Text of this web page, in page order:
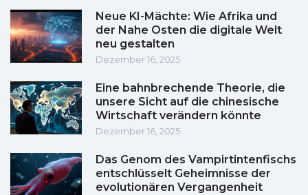
Neue KI-Mächte: Wie Afrika und
der Nahe Osten die digitale Welt
neu gestalten
Dezember 16, 2025
Eine bahnbrechende Theorie, die
unsere Sicht auf die chinesische
Wirtschaft verändern könnte
Dezember 16, 2025
Das Genom des Vampirtintenfischs
entschlüsselt Geheimnisse der
evolutionären Vergangenheit